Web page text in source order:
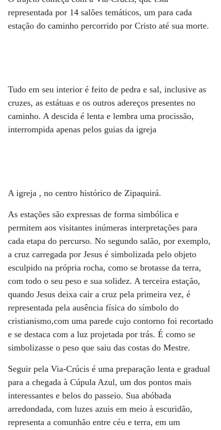
representada por 14 salões temáticos, um para cada
estação do caminho percorrido por Cristo até sua morte.
Tudo em seu interior é feito de pedra e sal, inclusive as
cruzes, as estátuas e os outros adereços presentes no
caminho. A descida é lenta e lembra uma procissão,
interrompida apenas pelos guias da igreja
A igreja , no centro histórico de Zipaquirá.
As estações são expressas de forma simbólica e
permitem aos visitantes inúmeras interpretações para
cada etapa do percurso. No segundo salão, por exemplo,
a cruz carregada por Jesus é simbolizada pelo objeto
esculpido na própria rocha, como se brotasse da terra,
com todo o seu peso e sua solidez. A terceira estação,
quando Jesus deixa cair a cruz pela primeira vez, é
representada pela ausência física do símbolo do
cristianismo,com uma parede cujo contorno foi recortado
e se destaca com a luz projetada por trás. É como se
simbolizasse o peso que saiu das costas do Mestre.
Seguir pela Via-Crúcis é uma preparação lenta e gradual
para a chegada à Cúpula Azul, um dos pontos mais
interessantes e belos do passeio. Sua abóbada
arredondada, com luzes azuis em meio à escuridão,
representa a comunhão entre céu e terra, em um